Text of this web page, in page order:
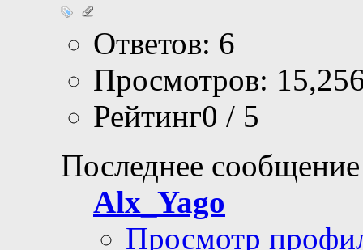
Ответов: 6
Просмотров:
Рейтинг0 / 5
Последнее
Alx_Yago
Просмотр